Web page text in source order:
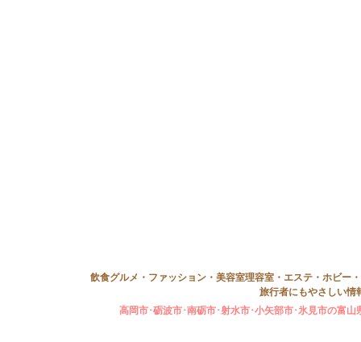
飲食グルメ・ファッション・美容室理容室・エステ・ホビー
旅行者にもやさしい情
高岡市･砺波市･南砺市･射水市･小矢部市･氷見市の富